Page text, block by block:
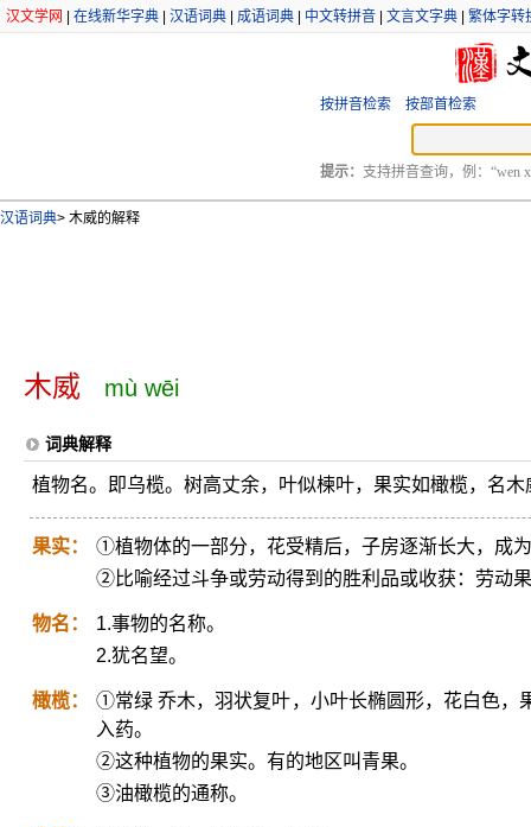
汉文学网 在线新华字典 汉语词典 成语词典 中文转拼音 文言文字典 繁体字转
按拼音检索 按部首检索
提示： 支持拼音查询，例：“wen
汉语词典> 木威的解释
木威 mù wēi
词典解释
植物名。即乌榄。树高丈余，叶似楝叶，果实如橄榄，名木
果实：
①植物体的一部分，花受精后，子房逐渐长大，成
②比喻经过斗争或劳动得到的胜利品或收获：劳动
物名：
1.事物的名称。
2.犹名望。
橄榄：
①常绿 乔木，羽状复叶，小叶长椭圆形，花白色，
入药。
②这种植物的果实。有的地区叫青果。
③油橄榄的通称。